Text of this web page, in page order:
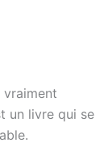
un livre qui se